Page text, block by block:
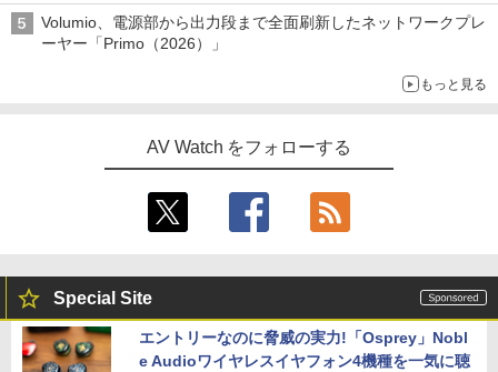
Volumio、電源部から出力段まで全面刷新したネットワークプレ
ーヤー「Primo（2026）」
もっと見る
AV Watch をフォローする
Special Site
エントリーなのに脅威の実力!「Osprey」Nobl
e Audioワイヤレスイヤフォン4機種を一気に聴